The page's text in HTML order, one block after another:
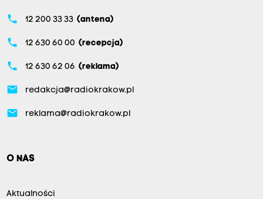
phone 12 200 33 33 (antena)
phone 12 630 60 00 (recepcja)
phone 12 630 62 06 (reklama)
email redakcja@radiokrakow.pl
email reklama@radiokrakow.pl
O NAS
Aktualności